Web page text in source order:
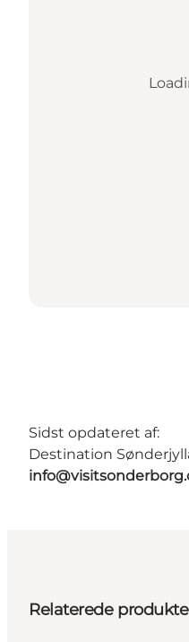
Sidst opdateret af:
Destination
Relaterede